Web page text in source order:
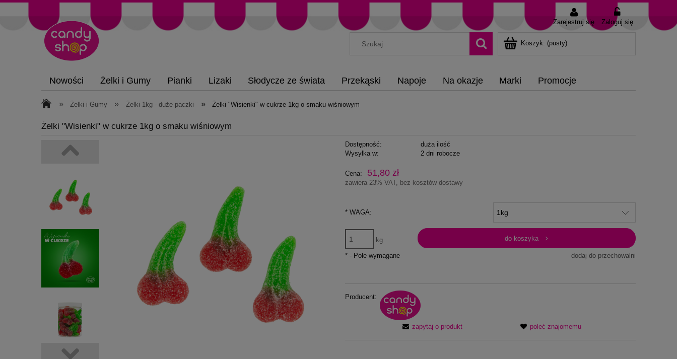
Zarejestruj się Zaloguj się
Koszyk: (pusty)
Nowości Żelki i Gumy Pianki Lizaki Słodycze ze świata Przekąski Napoje Na okazje Marki Promocje
» Żelki i Gumy » Żelki 1kg - duże paczki » Żelki "Wisienki" w cukrze 1kg o smaku wiśniowym
Żelki "Wisienki" w cukrze 1kg o smaku wiśniowym
Dostępność:
duża ilość
Wysyłka w:
2 dni robocze
Cena: 51,80 zł
zawiera 23% VAT, bez kosztów dostawy
*WAGA:
kg do koszyka
dodaj do przechowalni
*- Pole wymagane
Producent:
zapytaj o produkt poleć znajomemu